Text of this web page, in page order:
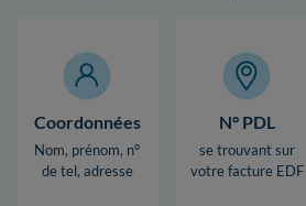
Coordonnées
Nom, prénom, n°
de tel, adresse
N° PDL
se trouvant sur
votre facture EDF